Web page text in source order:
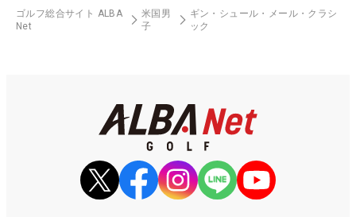
ゴルフ総合サイト ALBA
Net
米国男
子
ギン・シュール・メール・クラシ
ック